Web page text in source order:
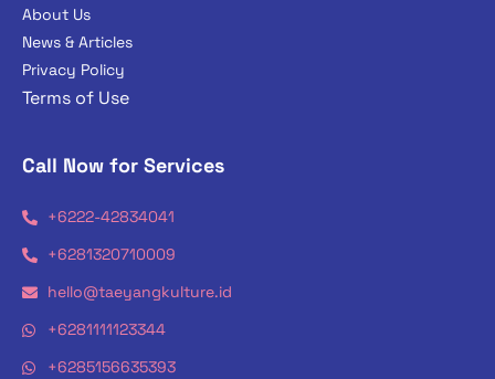
About Us
News & Articles
Privacy Policy
Terms of Use
Call Now for Services
+6222-42834041
+6281320710009
hello@taeyangkulture.id
+6281111123344
+6285156635393